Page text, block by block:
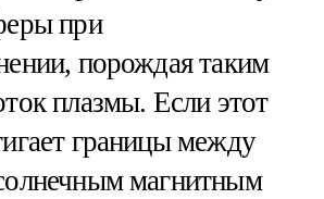
при
порождая таким
плазмы. Если этот
границы между
магнитным